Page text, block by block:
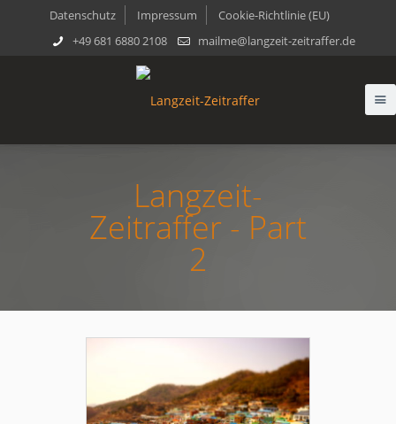
Datenschutz Impressum
Cookie-Richtlinie (EU)
+49 681 6880 2108
mailme@langzeit-zeitraffer.de
Langzeit-
Zeitraffer - Part
2